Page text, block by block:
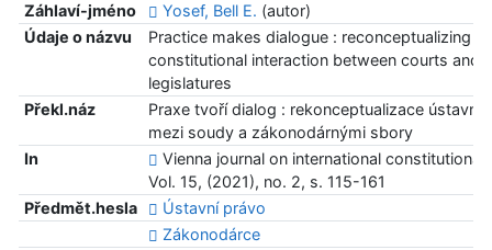
Záhlaví-jméno Yosef, Bell E. (autor)
Údaje o názvu
Practice makes dialogue : reconceptualizing
constitutional interaction between courts and
legislatures
Překl.náz
Praxe tvoří dialog : rekonceptualizace ústavní
mezi soudy a zákonodárnými sbory
In
Vienna journal on international constitutional
Vol. 15, (2021), no. 2, s. 115-161
Předmět.hesla
Ústavní právo
Zákonodárce